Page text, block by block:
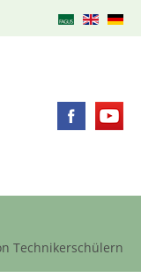
Technikerschülern